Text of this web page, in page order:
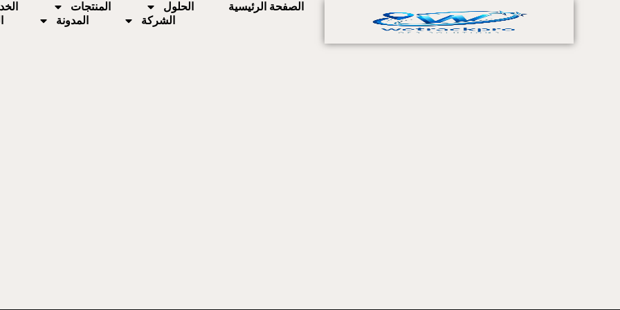
الصفحة الرئيسية الحلول المنتجات
الشركة
المدونة